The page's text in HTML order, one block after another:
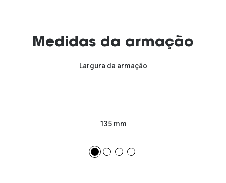
Medidas da armação
Largura da armação
135 mm